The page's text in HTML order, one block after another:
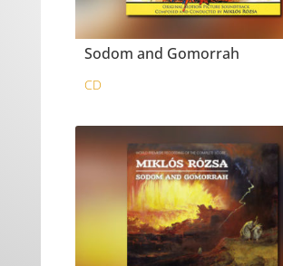
Sodom and Gomorrah
CD